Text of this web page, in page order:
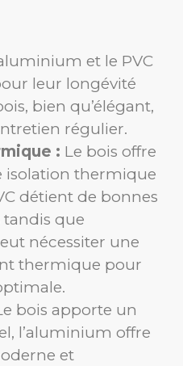
et le PVC
leur longévité
bien qu’élégant,
régulier.
: Le bois offre
isolation thermique
détient de bonnes
que
nécessiter une
thermique pour
bois apporte un
l’aluminium offre
et